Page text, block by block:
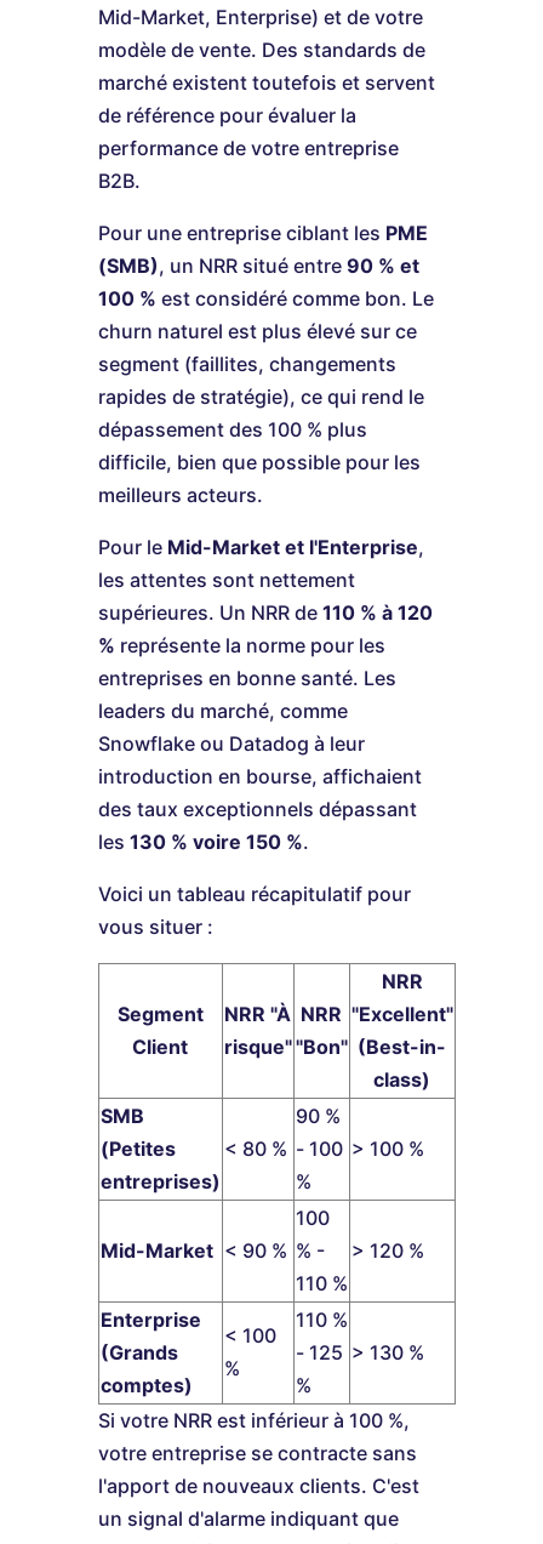
Mid-Market, Enterprise) et de votre
modèle de vente. Des standards de
marché existent toutefois et servent
de référence pour évaluer la
performance de votre entreprise
B2B.
Pour une entreprise ciblant les PME
(SMB), un NRR situé entre 90 % et
100 % est considéré comme bon. Le
churn naturel est plus élevé sur ce
segment (faillites, changements
rapides de stratégie), ce qui rend le
dépassement des 100 % plus
difficile, bien que possible pour les
meilleurs acteurs.
Pour le Mid-Market et l'Enterprise,
les attentes sont nettement
supérieures. Un NRR de 110 % à 120
% représente la norme pour les
entreprises en bonne santé. Les
leaders du marché, comme
Snowflake ou Datadog à leur
introduction en bourse, affichaient
des taux exceptionnels dépassant
les 130 % voire 150 %.
Voici un tableau récapitulatif pour
vous situer :
Segment
Client
NRR "À
risque"
NRR
"Bon"
NRR
"Excellent"
(Best-in-
class)
SMB
(Petites
entreprises)
< 80 %
90 %
- 100
%
> 100 %
Mid-Market < 90 %
100
% -
110 %
> 120 %
Enterprise
(Grands
comptes)
< 100
%
110 %
- 125
%
> 130 %
Si votre NRR est inférieur à 100 %,
votre entreprise se contracte sans
l'apport de nouveaux clients. C'est
un signal d'alarme indiquant que